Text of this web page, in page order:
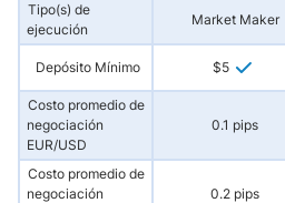
Tipo(s) de
ejecución
Market Maker
Depósito Mínimo $5
Costo promedio de
negociación
EUR/USD
0.1 pips
Costo promedio de
negociación
0.2 pips